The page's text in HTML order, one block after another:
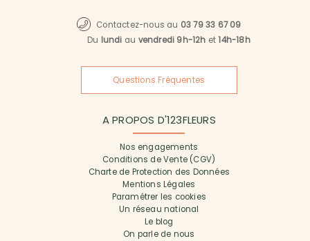
Contactez-nous au 03 79 33 67 09
Du lundi au vendredi 9h-12h et14h-18h
Questions Fréquentes
A PROPOS D'123FLEURS
Nos engagements
Conditions de Vente (CGV)
Charte de Protection des Données
Mentions Légales
Paramétrer les cookies
Un réseau national
Le blog
On parle de nous